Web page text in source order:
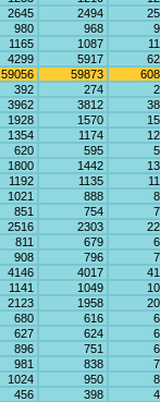
2645 2494
980 968
1165 1087
4299 5917
59056 59873
392 274
3962 3812
1928 1570
1354 1174
620 595
1800 1442
1192 1135
1021 888
851 754
2516 2303
811 679
908 796
4146 4017
1141 1049
2123 1958
680 616
627 624
896 751
981 838
1024 950
456 398